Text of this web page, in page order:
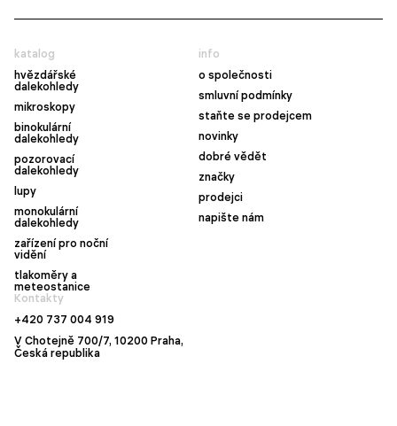
katalog
hvězdářské
dalekohledy
mikroskopy
binokulární
dalekohledy
pozorovací
dalekohledy
lupy
monokulární
dalekohledy
zařízení pro noční
vidění
tlakoměry a
meteostanice
info
o společnosti
smluvní podmínky
staňte se prodejcem
novinky
dobré vědět
značky
prodejci
napište nám
Kontakty
+420 737 004 919
V Chotejně 700/7, 10200 Praha,
Česká republika